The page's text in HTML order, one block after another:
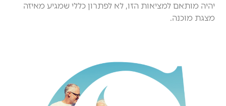
יהיה מותאם למציאות הזו, לא לפתרון כללי שמגיע מאיזה
מצגת מוכנה.